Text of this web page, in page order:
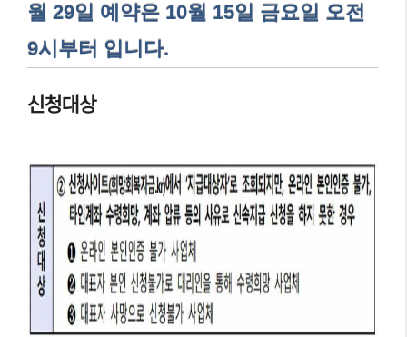
월 29일 예약은 10월 15일 금요일 오전
9시부터 입니다.
신청대상